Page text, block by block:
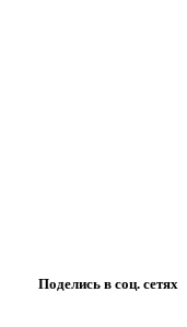
Поделись в соц. сетях